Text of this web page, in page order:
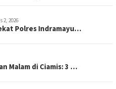
2, 2026
Polres Indramayu…
Malam di Ciamis: 3 …